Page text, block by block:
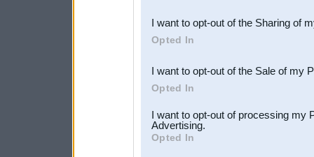
Downstream Participants
third parties.
I want to opt-out of the Sharing of
Opted In
I want to opt-out of the Sale of my
Opted In
I want to opt-out of processing my
Advertising.
Opted In